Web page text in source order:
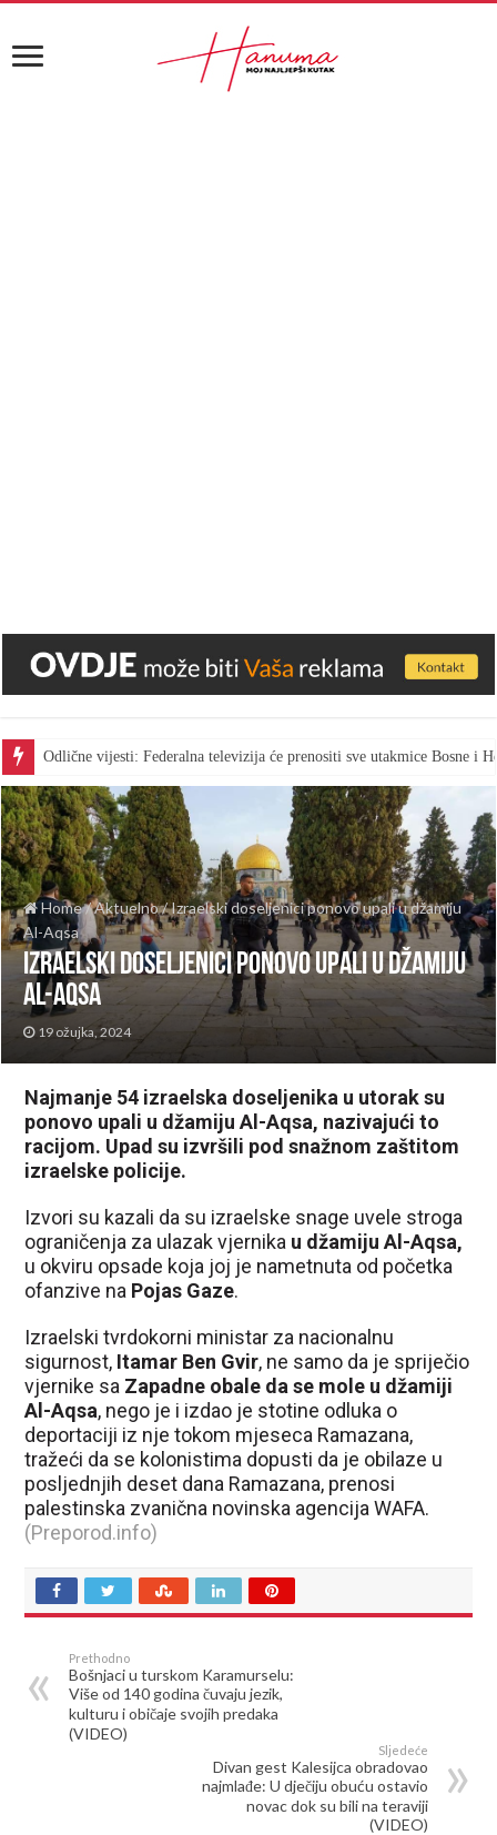
Odlične vijesti: Federalna televizija će prenositi sve utakmice Bosne i
Home/Aktuelno/Izraelski doseljenici ponovo upali u džamiju
Al-Aqsa
Izraelski doseljenici ponovo upali u džamiju
Al-Aqsa
19 ožujka, 2024
Najmanje 54 izraelska doseljenika u utorak su
ponovo upali u džamiju Al-Aqsa, nazivajući to
racijom. Upad su izvršili pod snažnom zaštitom
izraelske policije.
Izvori su kazali da su izraelske snage uvele stroga
ograničenja za ulazak vjernika u džamiju Al-Aqsa,
u okviru opsade koja joj je nametnuta od početka
ofanzive na Pojas Gaze.
Izraelski tvrdokorni ministar za nacionalnu
sigurnost, Itamar Ben Gvir, ne samo da je spriječio
vjernike sa Zapadne obale da se mole u džamiji
Al-Aqsa, nego je i izdao je stotine odluka o
deportaciji iz nje tokom mjeseca Ramazana,
tražeći da se kolonistima dopusti da je obilaze u
posljednjih deset dana Ramazana, prenosi
palestinska zvanična novinska agencija WAFA.
(Preporod.info)
Prethodno
Bošnjaci u turskom Karamurselu:
Više od 140 godina čuvaju jezik,
kulturu i običaje svojih predaka
(VIDEO)
Sljedeće
Divan gest Kalesijca obradovao
najmlađe: U dječiju obuću ostavio
novac dok su bili na teraviji
(VIDEO)